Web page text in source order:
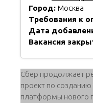
Город: Москва
Требования к
Дата
Вакансия
Cбер продолжает
проект по созданию
платформы нового